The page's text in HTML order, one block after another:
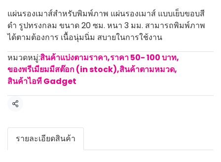
แผ่นรองเมาส์สำหรับพิมพ์ภาพ แผ่นรองเมาส์ แบบเย็บขอบสี
ดำ รูปทรงกลม ขนาด 20 ซม. หนา 3 มม. สามารถพิมพ์ภาพ
ได้ตามต้องการ เนื้อนุ่มนิ่ม สบายในการใช้งาน
หมวดหมู่:สินค้าแบ่งตามราคา,ราคา 50- 100 บาท,
ของพรีเมียมมีสต๊อก (in stock),สินค้าตามหมวด,
สินค้าไอที Gadget
แชร์
รายละเอียดสินค้า